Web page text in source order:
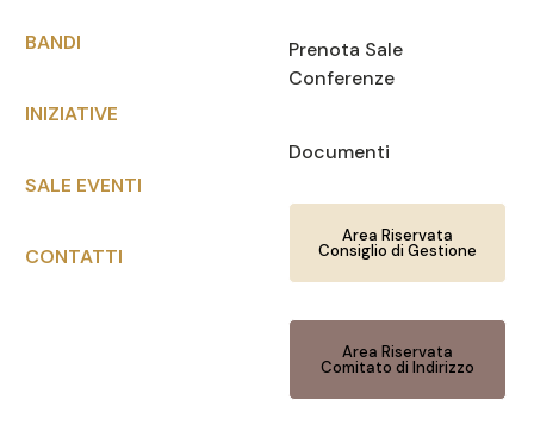
BANDI
INIZIATIVE
SALE EVENTI
CONTATTI
Prenota Sale
Conferenze
Documenti
Area Riservata
Consiglio di Gestione
Area Riservata
Comitato di Indirizzo